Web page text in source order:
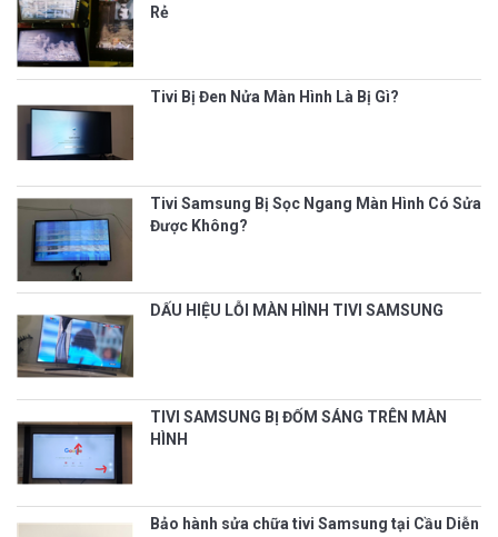
Rẻ
Tivi Bị Đen Nửa Màn Hình Là Bị Gì?
Tivi Samsung Bị Sọc Ngang Màn Hình Có Sửa
Được Không?
DẤU HIỆU LỖI MÀN HÌNH TIVI SAMSUNG
TIVI SAMSUNG BỊ ĐỐM SÁNG TRÊN MÀN
HÌNH
Bảo hành sửa chữa tivi Samsung tại Cầu Diễn